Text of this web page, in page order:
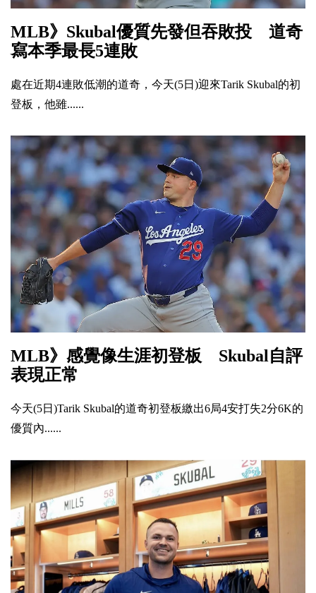
MLB》Skubal優質先發但吞敗投 道奇
寫本季最長5連敗
處在近期4連敗低潮的道奇，今天(5日)迎來Tarik Skubal的初
登板，他雖......
MLB》感覺像生涯初登板 Skubal自評
表現正常
今天(5日)Tarik Skubal的道奇初登板繳出6局4安打失2分6K的
優質內......